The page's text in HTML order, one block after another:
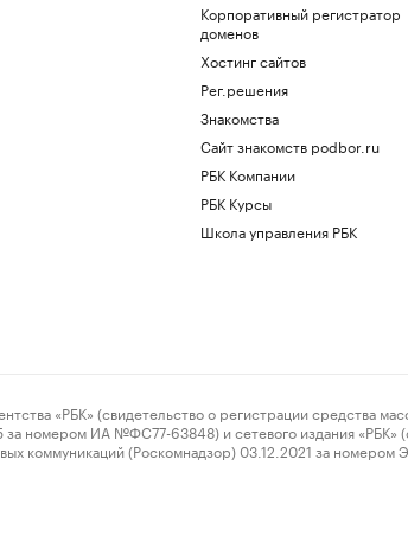
Корпоративный регистратор
доменов
Хостинг сайтов
Рег.решения
Знакомства
Сайт знакомств podbor.ru
РБК Компании
РБК Курсы
Школа управления РБК
«РБК» (свидетельство о регистрации средства
номером ИА №ФС77-63848) и сетевого издания «РБК»
коммуникаций (Роскомнадзор) 03.12.2021 за